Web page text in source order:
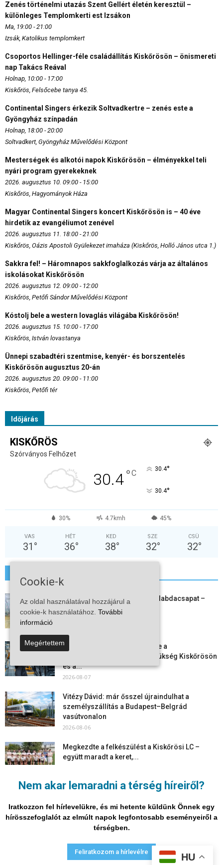
Nem akar lemaradni a térség híreiről?
Iratkozzon fel hírlevelükre, és mi hetente küldünk Önnek egy
hírösszefoglalót az elmúlt napok legfontosabb eseményeiről a
térségben.
Feliratkozom a hírlevélre
Zenés történelmi utazás Szent Gellért életén keresztül –
különleges Templomkerti est Izsákon
Ma, 19:00 - 21:00
Izsák, Katolikus templomkert
Csoportos Hellinger-féle családállítás Kiskőrösön – önismereti
nap Takács Reával
Holnap, 10:00 - 17:00
Kiskőrös, Felsőcebe tanya 45.
Continental Singers érkezik Soltvadkertre – zenés este a
Gyöngyház színpadán
Holnap, 18:00 - 20:00
Soltvadkert, Gyöngyház Művelődési Központ
Mesterségek és alkotói napok Kiskőrösön – élményekkel teli
nyári program gyerekeknek
2026. augusztus 10. 09:00 - 15:00
Kiskőrös, Hagyományok Háza
Magyar Continental Singers koncert Kiskőrösön is – 40 éve
hirdetik az evangéliumot zenével
2026. augusztus 11. 18:00 - 21:00
Kiskőrös, Oázis Apostoli Gyülekezet imaháza (Kiskőrös, Holló János utca 1.)
Sakkra fel! – Háromnapos sakkfoglalkozás várja az általános
iskolásokat Kiskőrösön
2026. augusztus 12. 09:00 - 12:00
Kiskőrös, Petőfi Sándor Művelődési Központ
Kóstolj bele a western lovaglás világába Kiskőrösön!
2026. augusztus 15. 10:00 - 17:00
Kiskőrös, István lovastanya
Ünnepi szabadtéri szentmise, kenyér- és borszentelés
Kiskőrösön augusztus 20-án
2026. augusztus 20. 09:00 - 11:00
Kiskőrös, Petőfi tér
Időjárás
KISKŐRÖS
Szórványos Felhőzet
30.4°C 30.4°
30.4°
30% 4.7kmh 45%
VAS
31 °
HÉT
36°
KED
38°
SZE
32°
CSÜ
32°
Megszűnt a kiskőrösi női kézilabdacsapat –
egy korszak ért véget
Aktuális állásajánlatok: ezekre a
munkavállalókra van most szükség Kiskőrösön
és a...
2026-08-07
Vitézy Dávid: már ősszel újraindulhat a
személyszállítás a Budapest–Belgrád
vasútvonalon
2026-08-06
Megkezdte a felkészülést a Kiskőrösi LC –
együtt maradt a keret,...
szabadulni a kontinens a...
2026-08-05
Adatvédelmi nyilatkozat Médiaajánlat Impresszum
HU
Cookie-k
Az oldal használatával hozzájárul a
cookie-k használatához. További
információ
Megértettem